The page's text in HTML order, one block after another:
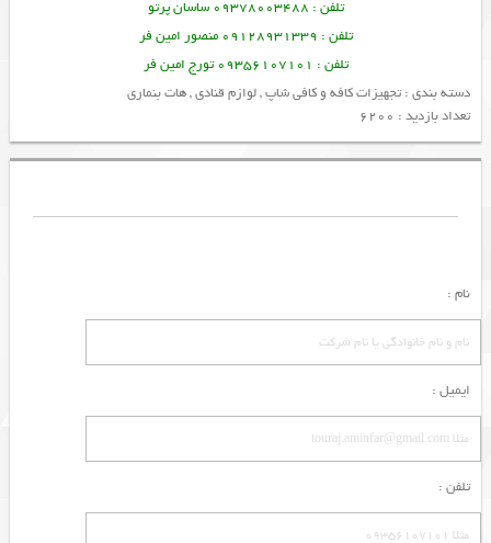
تلفن : 09378003488 ساسان پرتو
تلفن : 09128931339 منصور امین فر
تلفن : 09356107101 تورج امین فر
دسته بندی :تجهیزات کافه و کافی شاپ,لوازم قنادی,هات بنماری
تعداد بازدید : 6200
نام :
ایمیل :
تلفن :